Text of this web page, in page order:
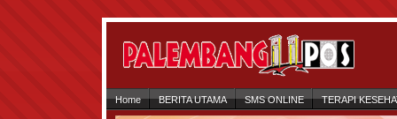
Home BERITA UTAMA SMS ONLINE TERAPI